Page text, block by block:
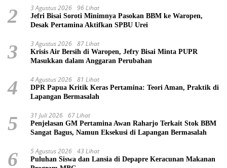
2 3 Agustus 2026 96 Lihat
Jefri Bisai Soroti Minimnya Pasokan BBM ke Waropen,
Desak Pertamina Aktifkan SPBU Urei
3 3 Agustus 2026 87 Lihat
Krisis Air Bersih di Waropen, Jefry Bisai Minta PUPR
Masukkan dalam Anggaran Perubahan
4 4 Agustus 2026 81 Lihat
DPR Papua Kritik Keras Pertamina: Teori Aman, Praktik di
Lapangan Bermasalah
5 31 Juli 2026 67 Lihat
Penjelasan GM Pertamina Awan Raharjo Terkait Stok BBM
Sangat Bagus, Namun Eksekusi di Lapangan Bermasalah
6 5 Agustus 2026 43 Lihat
Puluhan Siswa dan Lansia di Depapre Keracunan Makanan